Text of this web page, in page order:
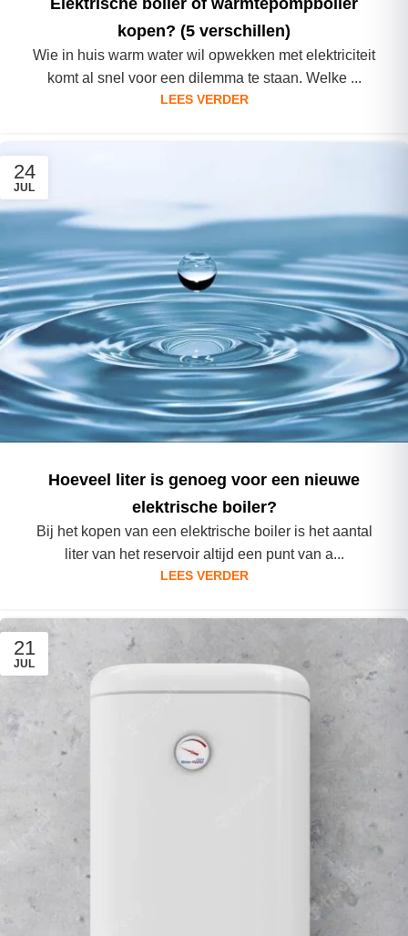
kopen? (5 verschillen)
Wie in huis warm water wil opwekken met elektriciteit
komt al snel voor een dilemma te staan. Welke ...
LEES VERDER
24
JUL
Hoeveel liter is genoeg voor een nieuwe
elektrische boiler?
Bij het kopen van een elektrische boiler is het aantal
liter van het reservoir altijd een punt van a...
LEES VERDER
21
JUL